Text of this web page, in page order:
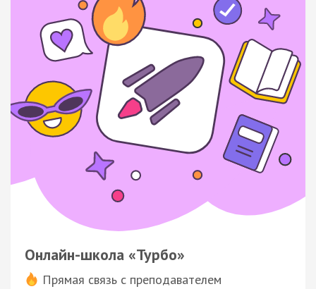
Онлайн-школа «Турбо»
Прямая связь с преподавателем